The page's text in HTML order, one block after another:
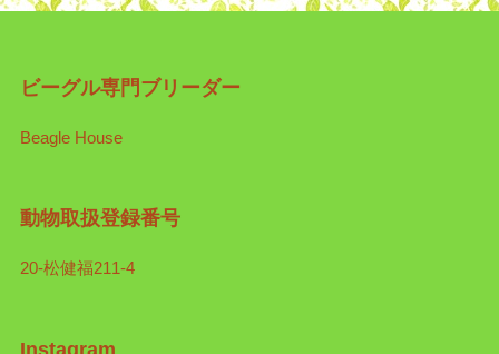
ビーグル専門ブリーダー
Beagle House
動物取扱登録番号
20-松健福211-4
Instagram